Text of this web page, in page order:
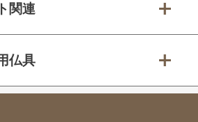
関連
仏具